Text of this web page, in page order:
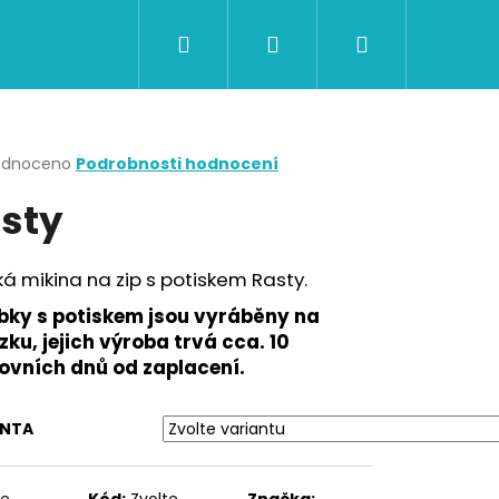
CERTIFIKÁTY A POUKAZY BAZAR
Přihlášení
Podrobnosti hodnocení
mikina na zip s potiskem Rasty.
s potiskem jsou vyráběny na
jejich výroba trvá cca. 10
dnů od zaplacení.
Následující